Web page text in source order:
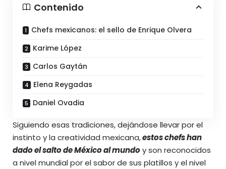
Contenido
Chefs mexicanos: el sello de Enrique Olvera
Karime López
Carlos Gaytán
Elena Reygadas
Daniel Ovadia
Siguiendo esas tradiciones, dejándose llevar por el
instinto y la creatividad mexicana,estos chefs han
dado el salto de México al mundoy son reconocidos
a nivel mundial por el sabor de sus platillos y el nivel